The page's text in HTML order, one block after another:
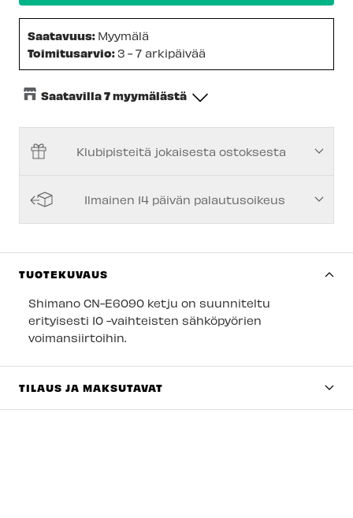
Saatavuus: Myymälä
Toimitusarvio:3 - 7 arkipäivää
Saatavilla 7 myymälästä
Keskusvarasto-Tilapäisesti loppu
Espoon Myymälä-Saatavilla
Joensuun myymälä
Imatran myymälä-Tilapäisesti loppu
Jyväskylän myymälä-Saatavilla
Klubipisteitä jokaisesta ostoksesta
Ilmainen 14 päivän palautusoikeus
TUOTEKUVAUS
Shimano CN-E6090 ketju on suunniteltu
erityisesti 10 -vaihteisten sähköpyörien
voimansiirtoihin.
TILAUS JA MAKSUTAVAT